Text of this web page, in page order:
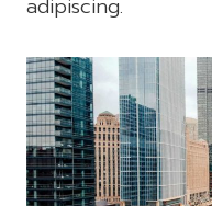
adipiscing.